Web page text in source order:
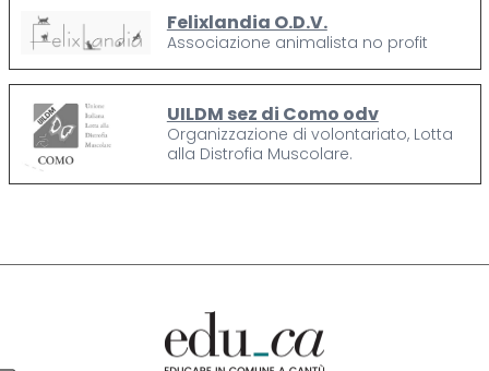
Felixlandia O.D.V.
Associazione animalista no profit
UILDM sez di Como odv
Organizzazione di volontariato, Lotta
alla Distrofia Muscolare.